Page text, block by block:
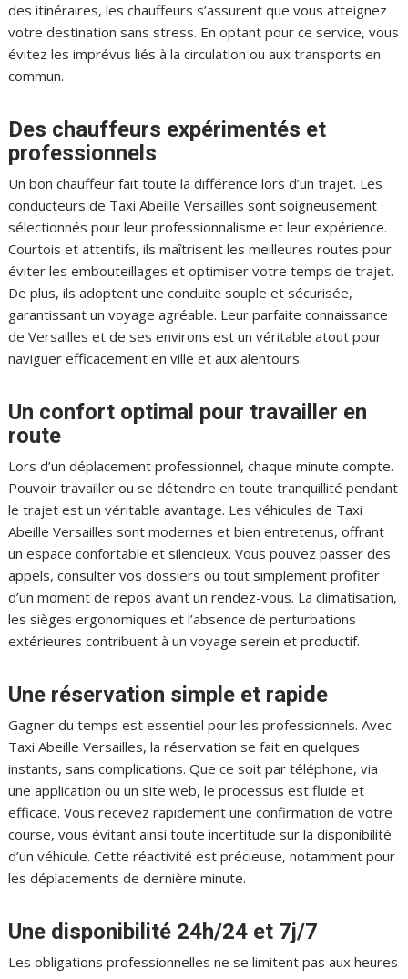
des itinéraires, les chauffeurs s’assurent que vous atteignez
votre destination sans stress. En optant pour ce service, vous
évitez les imprévus liés à la circulation ou aux transports en
commun.
Des chauffeurs expérimentés et
professionnels
Un bon chauffeur fait toute la différence lors d’un trajet. Les
conducteurs de Taxi Abeille Versailles sont soigneusement
sélectionnés pour leur professionnalisme et leur expérience.
Courtois et attentifs, ils maîtrisent les meilleures routes pour
éviter les embouteillages et optimiser votre temps de trajet.
De plus, ils adoptent une conduite souple et sécurisée,
garantissant un voyage agréable. Leur parfaite connaissance
de Versailles et de ses environs est un véritable atout pour
naviguer efficacement en ville et aux alentours.
Un confort optimal pour travailler en
route
Lors d’un déplacement professionnel, chaque minute compte.
Pouvoir travailler ou se détendre en toute tranquillité pendant
le trajet est un véritable avantage. Les véhicules de Taxi
Abeille Versailles sont modernes et bien entretenus, offrant
un espace confortable et silencieux. Vous pouvez passer des
appels, consulter vos dossiers ou tout simplement profiter
d’un moment de repos avant un rendez-vous. La climatisation,
les sièges ergonomiques et l’absence de perturbations
extérieures contribuent à un voyage serein et productif.
Une réservation simple et rapide
Gagner du temps est essentiel pour les professionnels. Avec
Taxi Abeille Versailles, la réservation se fait en quelques
instants, sans complications. Que ce soit par téléphone, via
une application ou un site web, le processus est fluide et
efficace. Vous recevez rapidement une confirmation de votre
course, vous évitant ainsi toute incertitude sur la disponibilité
d’un véhicule. Cette réactivité est précieuse, notamment pour
les déplacements de dernière minute.
Une disponibilité 24h/24 et 7j/7
Les obligations professionnelles ne se limitent pas aux heures